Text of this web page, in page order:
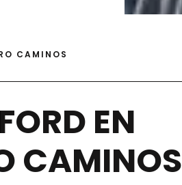
CAMINOS
EN
CAMINOS